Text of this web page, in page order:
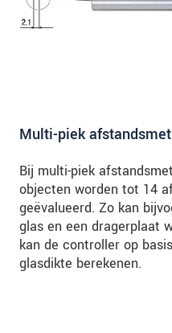
Multi-piek
Bij multi-piek
objecten worden tot 14
geëvalueerd. Zo kan
glas en een dragerplaat
kan de controller op
glasdikte berekenen.